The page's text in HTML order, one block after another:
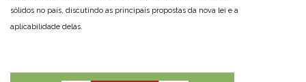
sólidos no país, discutindo as principais propostas da nova lei e a
aplicabilidade delas.